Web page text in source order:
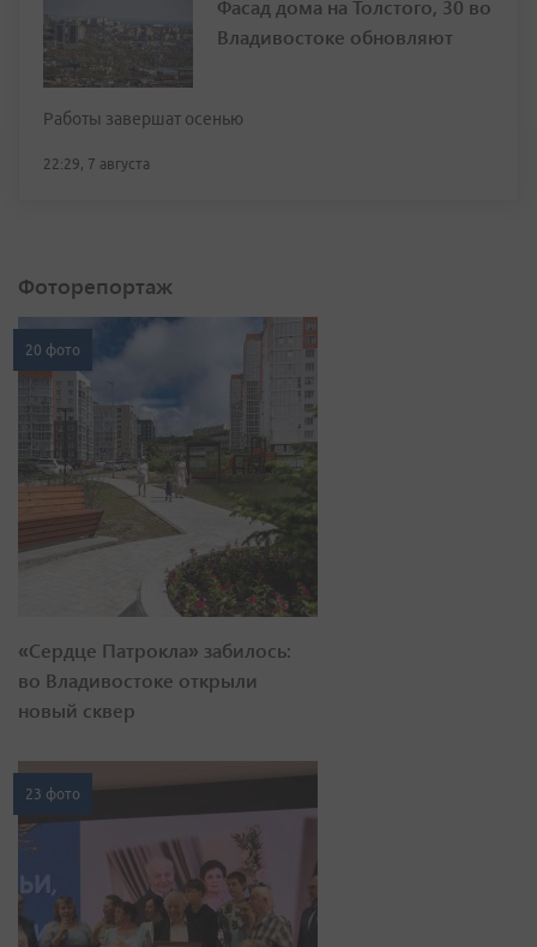
Фасад дома на Толстого, 30 во
Владивостоке обновляют
Работы завершат осенью
22:29, 7 августа
Фоторепортаж
20 фото
«Сердце Патрокла» забилось:
во Владивостоке открыли
новый сквер
23 фото